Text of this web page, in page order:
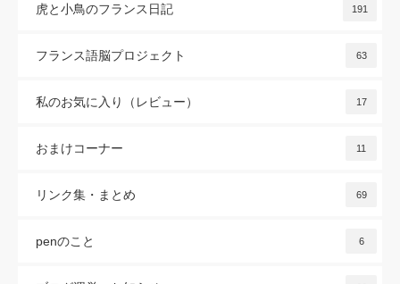
虎と小鳥のフランス日記 191
フランス語脳プロジェクト 63
私のお気に入り（レビュー） 17
おまけコーナー 11
リンク集・まとめ 69
penのこと 6